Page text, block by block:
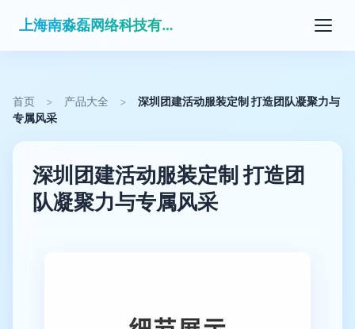
上海南淼磊网络科技有限公司
首页 > 产品大全 >
深圳团建活动服装定制 打造团队凝聚力与
专属风采
深圳团建活动服装定制 打造团
队凝聚力与专属风采